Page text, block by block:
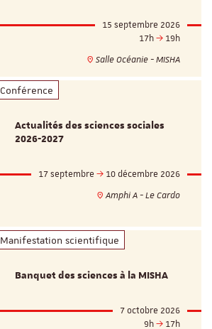
15 septembre 2026
17h
19h
Salle Océanie - MISHA
Conférence
Actualités des sciences sociales
2026-2027
17 septembre
10 décembre 2026
Amphi A - Le Cardo
Manifestation scientifique
Banquet des sciences à la MISHA
7 octobre 2026
9h
17h